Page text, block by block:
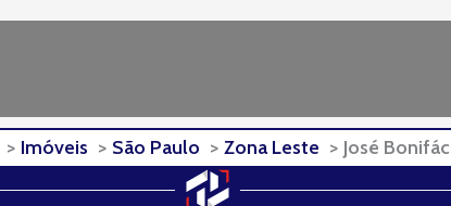
Imóveis São Paulo Zona Leste José